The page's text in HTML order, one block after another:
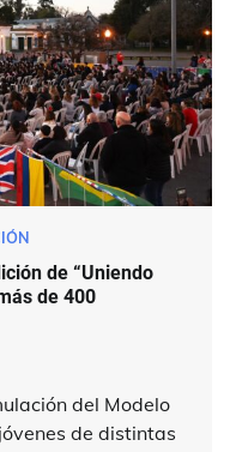
de “Uniendo
de 400
del Modelo
de distintas